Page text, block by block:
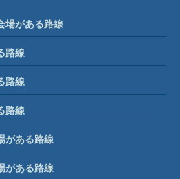
場がある路線
路線
路線
路線
がある路線
がある路線